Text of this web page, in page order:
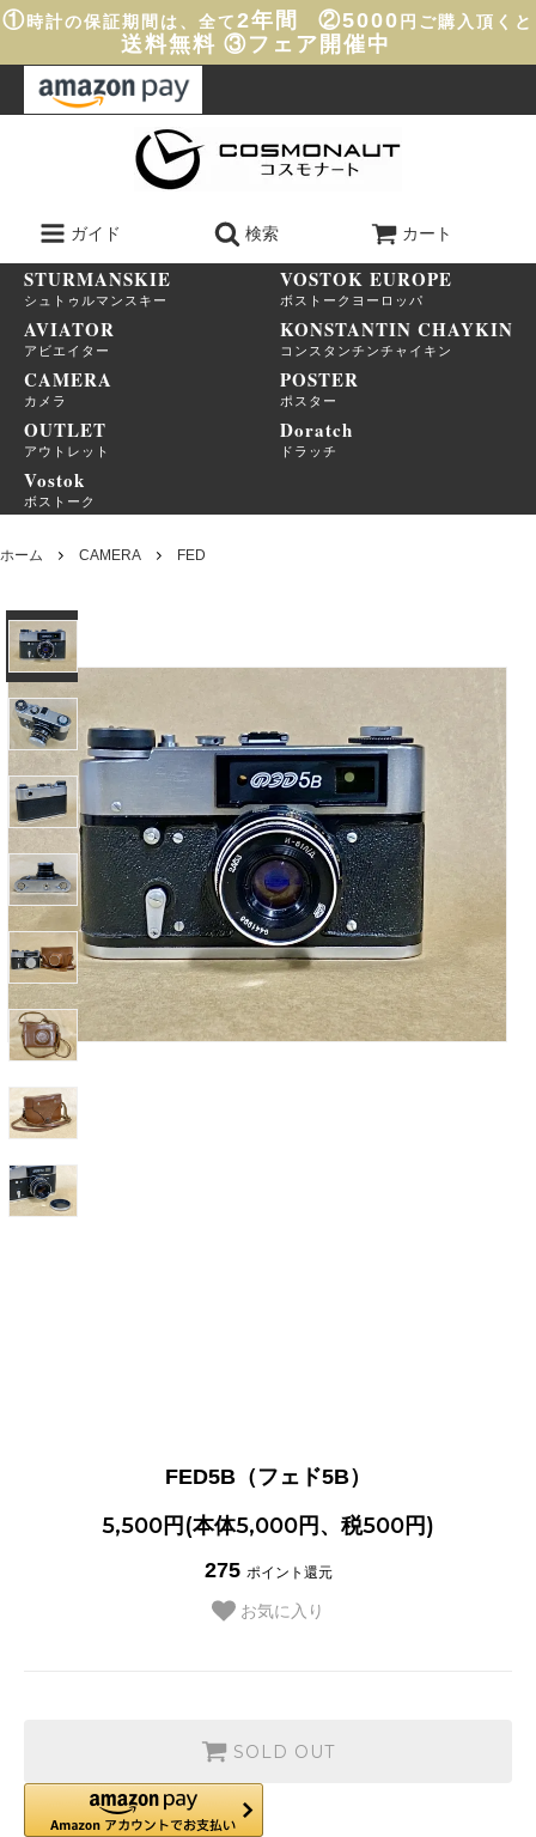
① 時計の保証期間は、全て2年間 ②5000 円ご購入頂くと
送料無料 ③フェア開催中
ガイド 検索 カート
STURMANSKIE
シュトゥルマンスキー
VOSTOK EUROPE
ボストークヨーロッパ
AVIATOR
アビエイター
KONSTANTIN CHAYKIN
コンスタンチンチャイキン
CAMERA
カメラ
POSTER
ポスター
OUTLET
アウトレット
Doratch
ドラッチ
Vostok
ボストーク
ホーム CAMERA FED
FED5B（フェド5B）
5,500円(本体5,000円、税500円)
275 ポイント還元
お気に入り
SOLD OUT